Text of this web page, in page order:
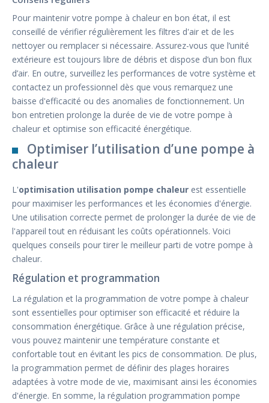
Pour maintenir votre pompe à chaleur en bon état, il est
conseillé de vérifier régulièrement les filtres d'air et de les
nettoyer ou remplacer si nécessaire. Assurez-vous que l’unité
extérieure est toujours libre de débris et dispose d’un bon flux
d’air. En outre, surveillez les performances de votre système et
contactez un professionnel dès que vous remarquez une
baisse d'efficacité ou des anomalies de fonctionnement. Un
bon entretien prolonge la durée de vie de votre pompe à
chaleur et optimise son efficacité énergétique.
Optimiser l’utilisation d’une pompe à
chaleur
L'optimisation utilisation pompe chaleur est essentielle
pour maximiser les performances et les économies d'énergie.
Une utilisation correcte permet de prolonger la durée de vie de
l'appareil tout en réduisant les coûts opérationnels. Voici
quelques conseils pour tirer le meilleur parti de votre pompe à
chaleur.
Régulation et programmation
La régulation et la programmation de votre pompe à chaleur
sont essentielles pour optimiser son efficacité et réduire la
consommation énergétique. Grâce à une régulation précise,
vous pouvez maintenir une température constante et
confortable tout en évitant les pics de consommation. De plus,
la programmation permet de définir des plages horaires
adaptées à votre mode de vie, maximisant ainsi les économies
d'énergie. En somme, la régulation programmation pompe